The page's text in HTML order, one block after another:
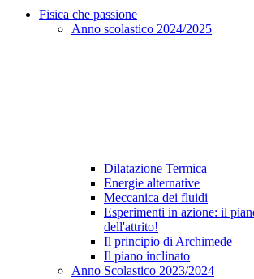
Fisica che passione
Anno scolastico 2024/2025
Dilatazione Termica
Energie alternative
Meccanica dei fluidi
Esperimenti in azione: il
dell'attrito!
Il principio di Archimede
Il piano inclinato
Anno Scolastico 2023/2024